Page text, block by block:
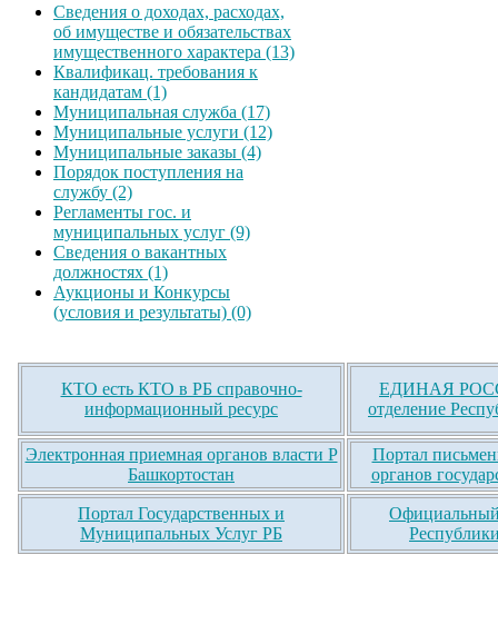
Сведения о доходах, расходах,
об имуществе и обязательствах
имущественного характера (13)
Квалификац. требования к
кандидатам (1)
Муниципальная служба (17)
Муниципальные услуги (12)
Муниципальные заказы (4)
Порядок поступления на
службу (2)
Регламенты гос. и
муниципальных услуг (9)
Сведения о вакантных
должностях (1)
Аукционы и Конкурсы
(условия и результаты) (0)
КТО есть КТО в РБ справочно-
информационный ресурс
ЕДИНАЯ
отделение
Электронная приемная органов власти Р
Башкортостан
Портал
органов
Портал Государственных и
Муниципальных Услуг РБ
Официальный